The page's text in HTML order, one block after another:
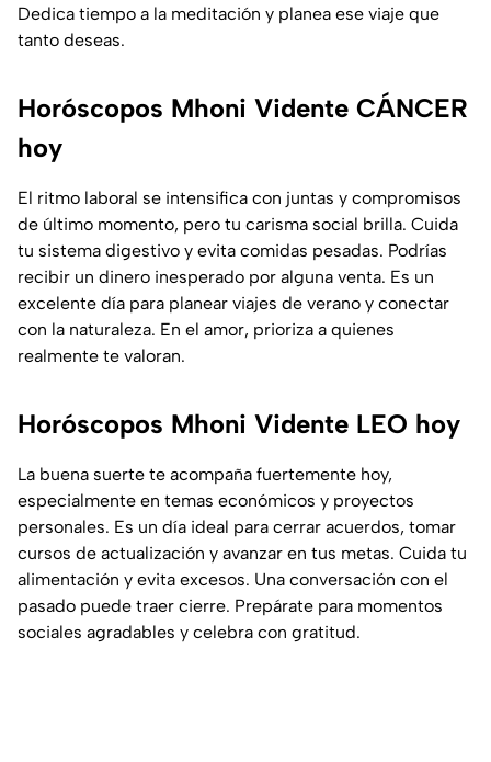
Dedica tiempo a la meditación y planea ese viaje que
tanto deseas.
Horóscopos Mhoni Vidente CÁNCER
hoy
El ritmo laboral se intensifica con juntas y compromisos
de último momento, pero tu carisma social brilla. Cuida
tu sistema digestivo y evita comidas pesadas. Podrías
recibir un dinero inesperado por alguna venta. Es un
excelente día para planear viajes de verano y conectar
con la naturaleza. En el amor, prioriza a quienes
realmente te valoran.
Horóscopos Mhoni Vidente LEO hoy
La buena suerte te acompaña fuertemente hoy,
especialmente en temas económicos y proyectos
personales. Es un día ideal para cerrar acuerdos, tomar
cursos de actualización y avanzar en tus metas. Cuida tu
alimentación y evita excesos. Una conversación con el
pasado puede traer cierre. Prepárate para momentos
sociales agradables y celebra con gratitud.